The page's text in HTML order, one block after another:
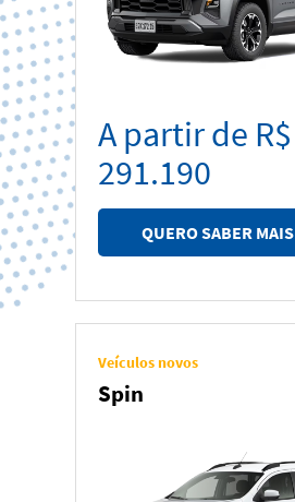
A partir de R$
291.190
QUERO SABER MAIS
Veículos novos
Spin